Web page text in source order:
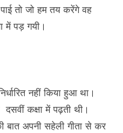
तो जो हम तय करेंगे वह
में पड़ गयी।
नहीं किया हुआ था।
कक्षा में पढ़ती थी।
बात अपनी सहेली गीता से कर